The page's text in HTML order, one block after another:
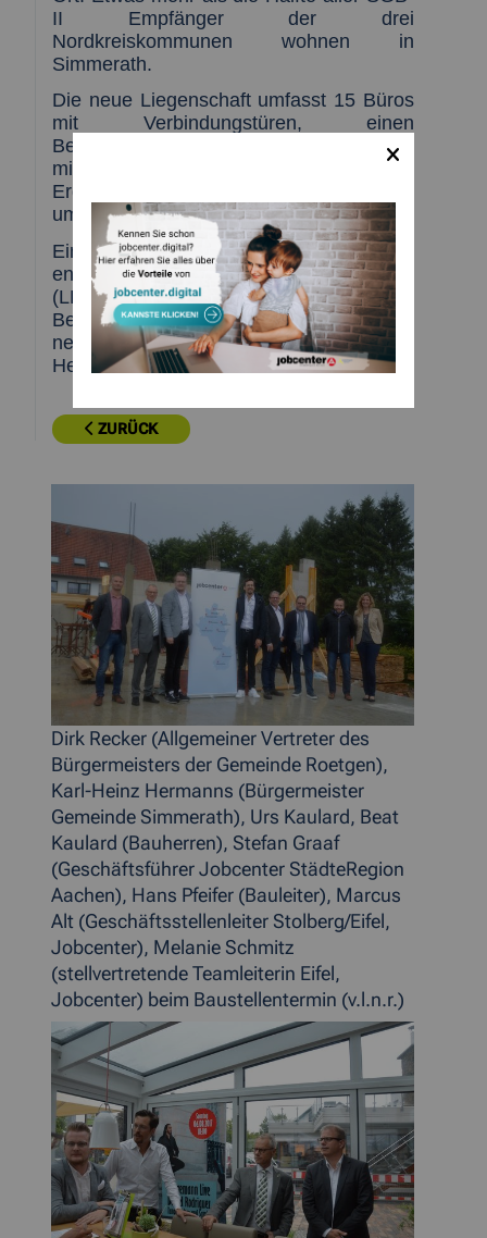
II Empfänger der drei
Nordkreiskommunen wohnen in
Simmerath.
Die neue Liegenschaft umfasst 15 Büros
mit Verbindungstüren, einen
Besprechungsraum, einen Wartebereich
mit Informationsmedien und ist im
Erdgeschoss komplett barrierefrei. Sie
umfasst 473qm.
Ein modernes und zugleich
energiesparendes Beleuchtungskonzept
(LED) sowie ausreichend Parkplätze incl.
Behindertenparkplätze ergänzen die
neue Liegenschaft. Die Eröffnung ist für
Herbst 2018 vorgesehen.
ZURÜCK
Dirk Recker (Allgemeiner Vertreter des
Bürgermeisters der Gemeinde Roetgen),
Karl-Heinz Hermanns (Bürgermeister
Gemeinde Simmerath), Urs Kaulard, Beat
Kaulard (Bauherren), Stefan Graaf
(Geschäftsführer Jobcenter StädteRegion
Aachen), Hans Pfeifer (Bauleiter), Marcus
Alt (Geschäftsstellenleiter Stolberg/Eifel,
Jobcenter), Melanie Schmitz
(stellvertretende Teamleiterin Eifel,
Jobcenter) beim Baustellentermin (v.l.n.r.)